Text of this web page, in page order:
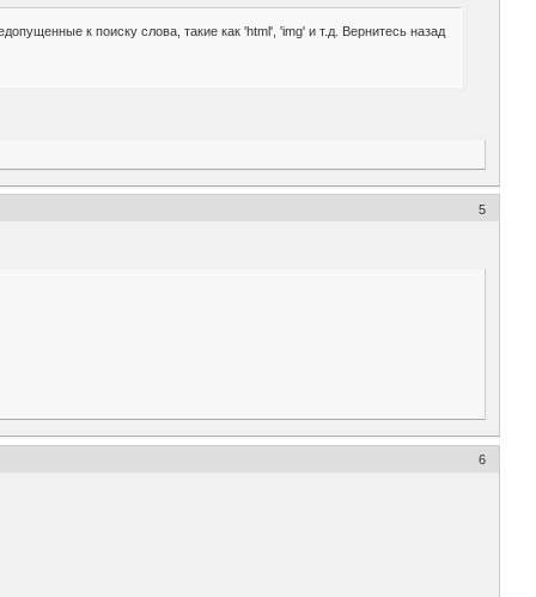
к поиску слова, такие как 'html', 'img' и т.д. Вернитесь назад
5
6